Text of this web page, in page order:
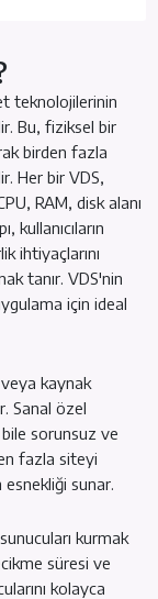
teknolojilerinin
Bu, fiziksel bir
birden fazla
Her bir VDS,
RAM, disk alanı
ihtiyaçlarını
tanır. VDS'nin
için ideal
kaynak
Sanal özel
sorunsuz ve
fazla siteyi
sunar.
kurmak
süresi ve
kolayca